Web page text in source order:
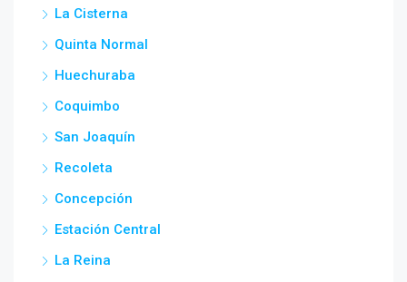
La Cisterna
Quinta Normal
Huechuraba
Coquimbo
San Joaquín
Recoleta
Concepción
Estación Central
La Reina